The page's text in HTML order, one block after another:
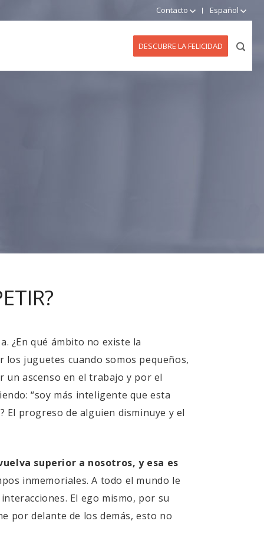
Contacto Español
DESCUBRE LA FELICIDAD
¿En qué ámbito no existe la
los juguetes cuando somos pequeños,
ascenso en el trabajo y por el
“soy más inteligente que esta
El progreso de alguien disminuye y el
superior a nosotros, y esa es
inmemoriales. A todo el mundo le
El ego mismo, por su
por delante de los demás, esto no